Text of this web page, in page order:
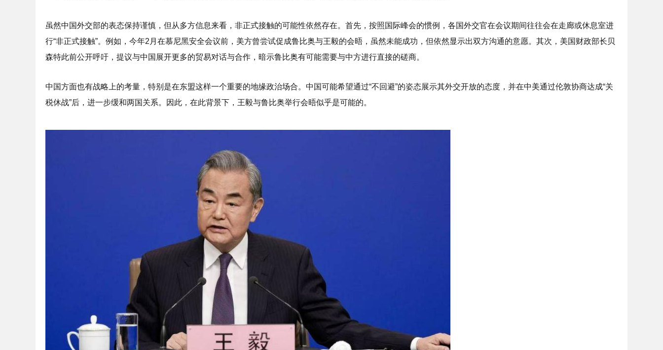
虽然中国外交部的表态保持谨慎，但从多方信息来看，非正式接触的可能性依然存在。首先，按照国际峰会的惯例，各国外交官在会议期间往往会在走廊或休息室进
行“非正式接触”。例如，今年2月在慕尼黑安全会议前，美方曾尝试促成鲁比奥与王毅的会晤，虽然未能成功，但依然显示出双方沟通的意愿。其次，美国财政部长贝
森特此前公开呼吁，提议与中国展开更多的贸易对话与合作，暗示鲁比奥有可能需要与中方进行直接的磋商。
中国方面也有战略上的考量，特别是在东盟这样一个重要的地缘政治场合。中国可能希望通过“不回避”的姿态展示其外交开放的态度，并在中美通过伦敦协商达成“关
税休战”后，进一步缓和两国关系。因此，在此背景下，王毅与鲁比奥举行会晤似乎是可能的。